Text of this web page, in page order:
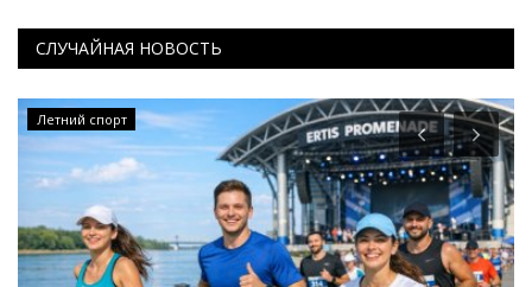
СЛУЧАЙНАЯ НОВОСТЬ
Летний спорт